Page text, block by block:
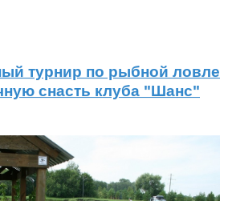
турнир по рыбной ловле
снасть клуба "Шанс"